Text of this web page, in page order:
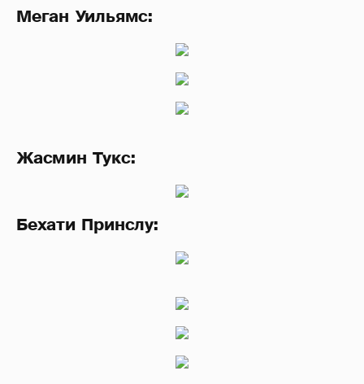
Меган Уильямс:
Жасмин Тукс:
Бехати Принслу: